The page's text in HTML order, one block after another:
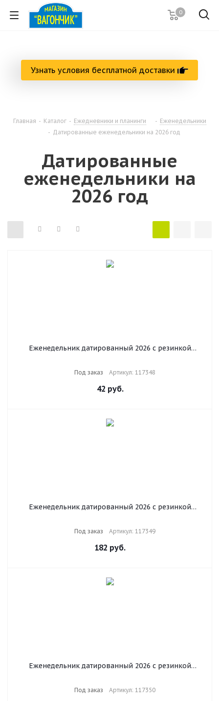
0
Узнать условия бесплатной доставки
Главная - Каталог - Ежедневники и планинги - Еженедельники
- Датированные еженедельники на 2026 год
Датированные
еженедельники на
2026 год
Еженедельник датированный 2026 с резинкой
Под заказ Артикул: 117348
42 руб.
Еженедельник датированный 2026 с резинкой
Под заказ Артикул: 117349
182 руб.
Еженедельник датированный 2026 с резинкой
Под заказ Артикул: 117350